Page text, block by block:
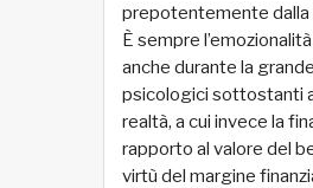
prepotentemente dalla
È sempre
anche durante la
psicologici sottostanti
realtà, a cui invece la
rapporto al valore del
virtù del margine